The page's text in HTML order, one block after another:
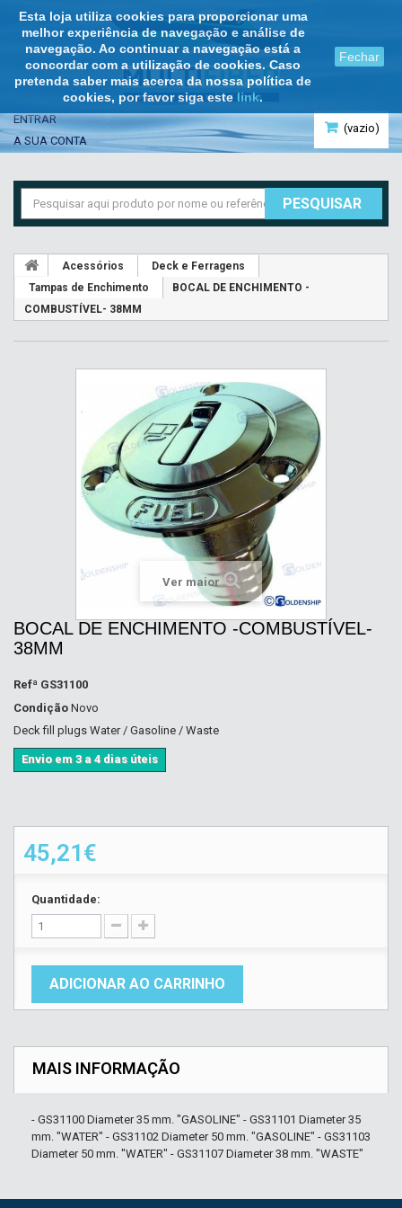
Esta loja utiliza cookies para proporcionar uma
melhor experiência de navegação e análise de
navegação. Ao continuar a navegação está a
concordar com a utilização de cookies. Caso
pretenda saber mais acerca da nossa política de
cookies, por favor siga este link.
Fechar
(vazio)
ENTRAR
A SUA CONTA
PESQUISAR
Acessórios
Deck e Ferragens
Tampas de Enchimento
BOCAL DE ENCHIMENTO -
COMBUSTÍVEL- 38MM
Ver maior
BOCAL DE ENCHIMENTO -COMBUSTÍVEL-
38MM
Refª GS31100
Condição Novo
Deck fill plugs Water / Gasoline / Waste
Envio em 3 a 4 dias úteis
45,21€
Quantidade:
ADICIONAR AO CARRINHO
MAIS INFORMAÇÃO
- GS31100 Diameter 35 mm. "GASOLINE" - GS31101 Diameter 35
mm. "WATER" - GS31102 Diameter 50 mm. "GASOLINE" - GS31103
Diameter 50 mm. "WATER" - GS31107 Diameter 38 mm. "WASTE"